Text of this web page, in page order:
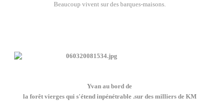
Beaucoup vivent sur des barques-maisons.
Yvan au bord de
la forêt vierges qui s'étend inpénétrable .sur des milliers de KM